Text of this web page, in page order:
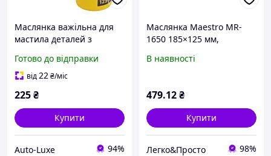
Маслянка важільна для
мастила деталей з
аплікатором 125 мл Sigma
Готово до відправки
від22₴/міс
225₴
Купити
Auto-Luxe 94%
Маслянка Maestro MR-
1650 185×125 мм,
зберігання вершкового
В наявності
479.12₴
Купити
Легко&Просто 98%